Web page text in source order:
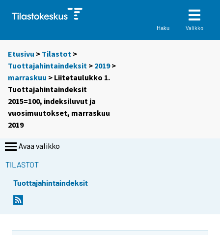
Haku Valikko
Etusivu > Tilastot >
Tuottajahintaindeksit > 2019>
marraskuu > Liitetaulukko 1.
Tuottajahintaindeksit
2015=100, indeksiluvut ja
vuosimuutokset, marraskuu
2019
Avaa valikko
TILASTOT
Tuottajahintaindeksit